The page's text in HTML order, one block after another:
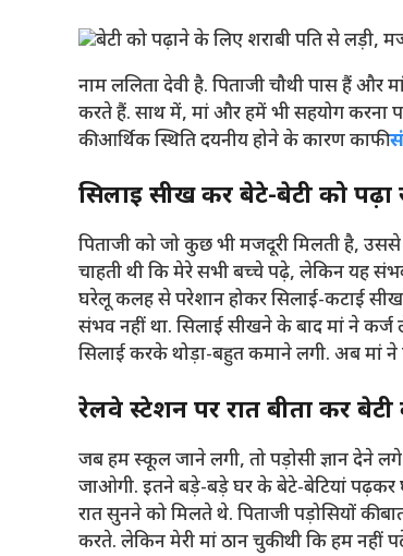
नाम ललिता देवी है. पिताजी चौथी पास हैं और
करते हैं. साथ में, मां और हमें भी सहयोग करना
की आर्थिक स्थिति दयनीय होने के कारण काफी
सिलाई सीख कर बेटे-बेटी को पढ़ा
पिताजी को जो कुछ भी मजदूरी मिलती है, उससे
चाहती थी कि मेरे सभी बच्चे पढ़े, लेकिन यह
घरेलू कलह से परेशान होकर सिलाई-कटाई
संभव नहीं था. सिलाई सीखने के बाद मां ने
सिलाई करके थोड़ा-बहुत कमाने लगी. अब मां ने
रेलवे स्टेशन पर रात बीता कर बेटी
जब हम स्कूल जाने लगी, तो पड़ोसी ज्ञान देने
जाओगी. इतने बड़े-बड़े घर के बेटे-बेटियां पढ़कर
रात सुनने को मिलते थे. पिताजी पड़ोसियों
करते. लेकिन मेरी मां ठान चुकी थी कि हम